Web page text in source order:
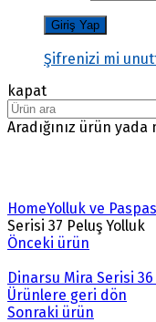
Şifrenizi mi
kapat
Aradığınız ürün yada
HomeYolluk ve
Serisi 37 Peluş Yolluk
Önceki ürün
Dinarsu Mira Serisi
Ürünlere geri dön
Sonraki ürün